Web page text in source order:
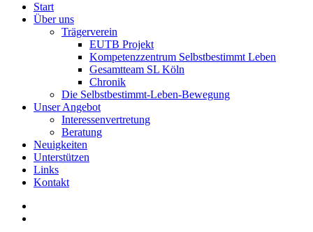
Start
Über uns
Trägerverein
EUTB Projekt
Kompetenzzentrum Selbstbestimmt Leben
Gesamtteam SL Köln
Chronik
Die Selbstbestimmt-Leben-Bewegung
Unser Angebot
Interessenvertretung
Beratung
Neuigkeiten
Unterstützen
Links
Kontakt